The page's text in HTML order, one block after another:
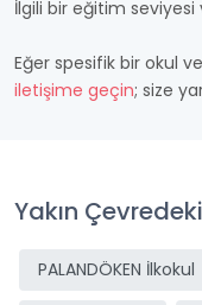
İlgili bir eğitim seviyesi
Eğer spesifik bir okul
iletişime geçin; size
Yakın
PALANDÖKEN İlkokul